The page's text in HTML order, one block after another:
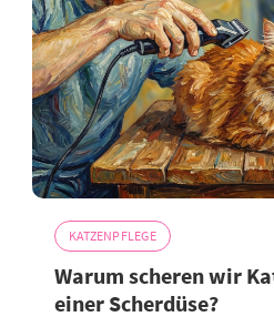
KATZENPFLEGE
Warum scheren wir
einer Scherdüse?